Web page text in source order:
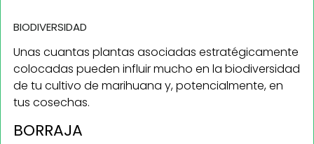
BIODIVERSIDAD
Unas cuantas plantas asociadas estratégicamente
colocadas pueden influir mucho en la biodiversidad
de tu cultivo de marihuana y, potencialmente, en
tus cosechas.
BORRAJA